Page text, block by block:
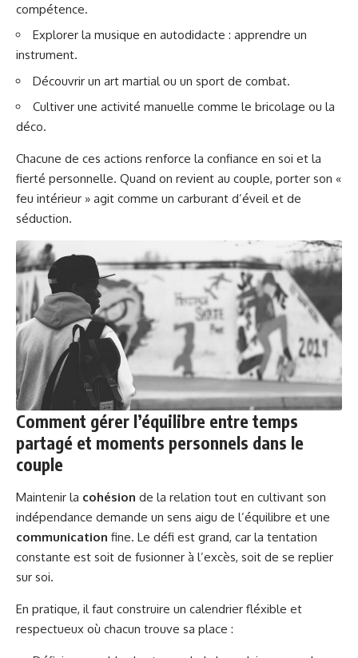
compétence.
Explorer la musique en autodidacte : apprendre un
instrument.
Découvrir un art martial ou un sport de combat.
Cultiver une activité manuelle comme le bricolage ou la
déco.
Chacune de ces actions renforce la confiance en soi et la
fierté personnelle. Quand on revient au couple, porter son «
feu intérieur » agit comme un carburant d’éveil et de
séduction.
Comment gérer l’équilibre entre temps
partagé et moments personnels dans le
couple
Maintenir la cohésion de la relation tout en cultivant son
indépendance demande un sens aigu de l’équilibre et une
communication fine. Le défi est grand, car la tentation
constante est soit de fusionner à l’excès, soit de se replier
sur soi.
En pratique, il faut construire un calendrier fléxible et
respectueux où chacun trouve sa place :